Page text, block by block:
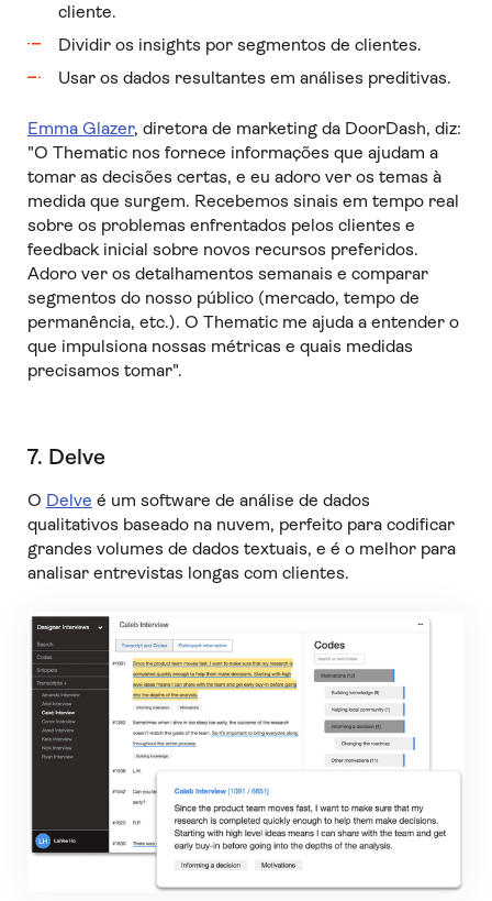
cliente.
Dividir os insights por segmentos de clientes.
Usar os dados resultantes em análises preditivas.
Emma Glazer, diretora de marketing da DoorDash, diz:
"O Thematic nos fornece informações que ajudam a
tomar as decisões certas, e eu adoro ver os temas à
medida que surgem. Recebemos sinais em tempo real
sobre os problemas enfrentados pelos clientes e
feedback inicial sobre novos recursos preferidos.
Adoro ver os detalhamentos semanais e comparar
segmentos do nosso público (mercado, tempo de
permanência, etc.). O Thematic me ajuda a entender o
que impulsiona nossas métricas e quais medidas
precisamos tomar".
7. Delve
O Delve é um software de análise de dados
qualitativos baseado na nuvem, perfeito para codificar
grandes volumes de dados textuais, e é o melhor para
analisar entrevistas longas com clientes.